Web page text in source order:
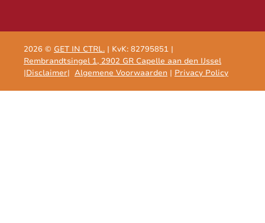
2026 © GET IN CTRL. | KvK: 82795851 |
Rembrandtsingel 1, 2902 GR Capelle aan den IJssel
|Disclaimer| Algemene Voorwaarden | Privacy Policy